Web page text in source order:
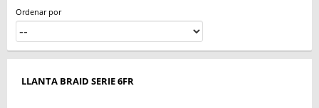
Ordenar por
LLANTA BRAID SERIE 6FR